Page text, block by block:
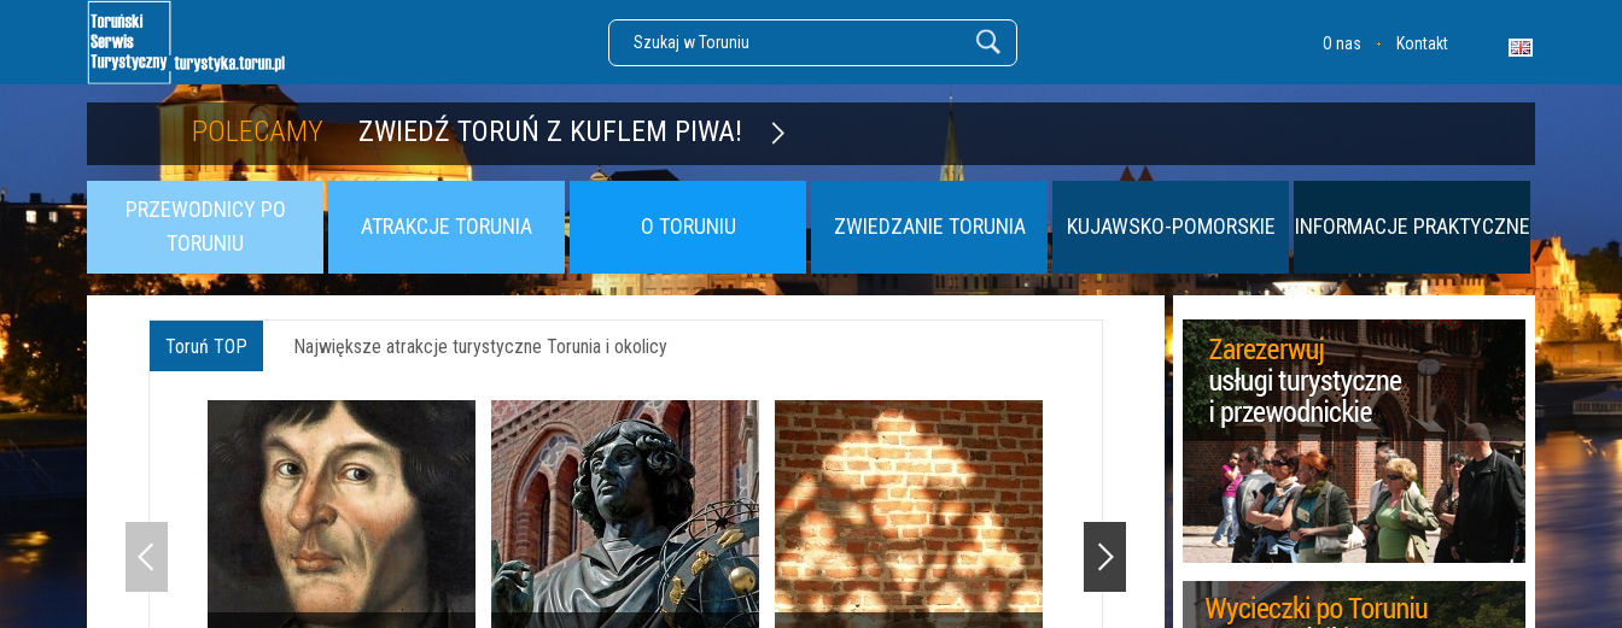
O nas Kontakt
POLECAMY ZWIEDŹ TORUŃ Z KUFLEM PIWA!
POLECAMY POZNAJ TWIERDZĘ TORUŃ
PRZEWODNICY PO
TORUNIU
ATRAKCJE TORUNIA O TORUNIU ZWIEDZANIE TORUNIA KUJAWSKO-POMORSKIE INFORMACJE PRAKTYCZNE
Toruń TOP Największe atrakcje turystyczne Torunia i okolicy